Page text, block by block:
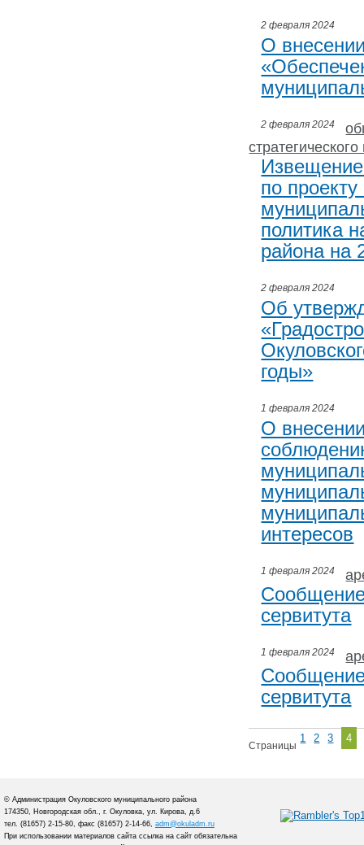
2 февраля 2024
О
2 февраля 2024
по
политика
района на
2 февраля 2024
Об
годы»
1 февраля 2024
О
интересов
1 февраля 2024
сервитута
1 февраля 2024
сервитута
Страницы
1 2 3 4
© Администрация Окуловского муниципального района
174350, Новгородская обл., г. Окуловка, ул. Кирова, д.6
тел. (81657) 2-15-80, факс (81657) 2-14-66, adm@okuladm.ru
При использовании материалов сайта ссылка на сайт обязательна